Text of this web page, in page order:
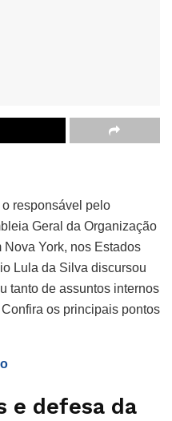
responsável pelo
Geral da Organização
York, nos Estados
Lula da Silva discursou
tanto de assuntos internos
os principais pontos
e defesa da